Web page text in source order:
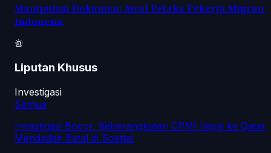
Manipulasi Dokumen: Awal Petaka Pekerja Migran
Indonesia
Liputan Khusus
Investigasi
Semua
Investigasi Bocor, Keberangkatan CPMI Ilegal ke Qatar
Mendadak Batal di Soetta!